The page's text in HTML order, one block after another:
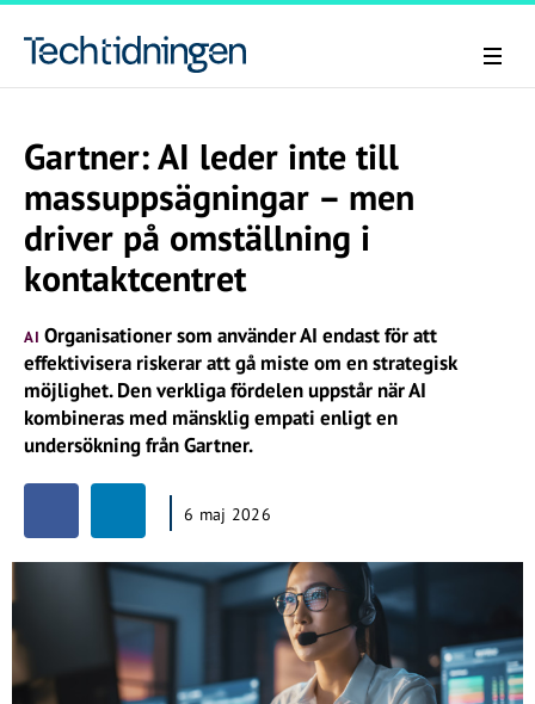
Gartner: AI leder inte till
massuppsägningar – men
driver på omställning i
kontaktcentret
AI Organisationer som använder AI endast för att
effektivisera riskerar att gå miste om en strategisk
möjlighet. Den verkliga fördelen uppstår när AI
kombineras med mänsklig empati enligt en
undersökning från Gartner.
6 maj 2026